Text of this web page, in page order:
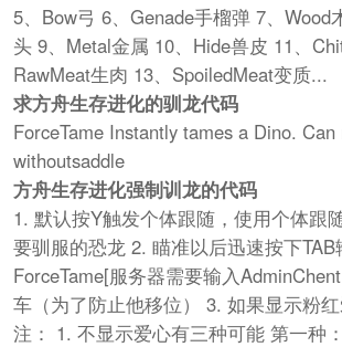
5、Bow弓 6、Genade手榴弹 7、Wood
头 9、Metal金属 10、Hide兽皮 11、
RawMeat生肉 13、SpoiledMeat变质...
求方舟生存进化的驯龙代码
ForceTame Instantly tames a Dino. Can
withoutsaddle
方舟生存进化强制训龙的代码
1. 默认按Y触发个体跟随，使用个体跟
要驯服的恐龙 2. 瞄准以后迅速按下TAB
ForceTame[服务器需要输入
车（为了防止他移位） 3. 如果显示粉
注： 1. 不显示爱心有三种可能 第一种